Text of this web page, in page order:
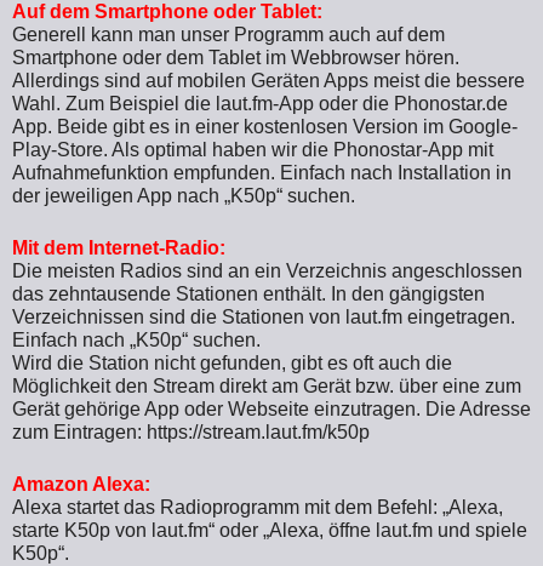
Auf dem Smartphone oder Tablet:
Generell kann man unser Programm auch auf dem
Smartphone oder dem Tablet im Webbrowser hören.
Allerdings sind auf mobilen Geräten Apps meist die bessere
Wahl. Zum Beispiel die laut.fm-App oder die Phonostar.de
App. Beide gibt es in einer kostenlosen Version im Google-
Play-Store. Als optimal haben wir die Phonostar-App mit
Aufnahmefunktion empfunden. Einfach nach Installation in
der jeweiligen App nach „K50p“ suchen.
Mit dem Internet-Radio:
Die meisten Radios sind an ein Verzeichnis angeschlossen
das zehntausende Stationen enthält. In den gängigsten
Verzeichnissen sind die Stationen von laut.fm eingetragen.
Einfach nach „K50p“ suchen.
Wird die Station nicht gefunden, gibt es oft auch die
Möglichkeit den Stream direkt am Gerät bzw. über eine zum
Gerät gehörige App oder Webseite einzutragen. Die Adresse
zum Eintragen: https://stream.laut.fm/k50p
Amazon Alexa:
Alexa startet das Radioprogramm mit dem Befehl: „Alexa,
starte K50p von laut.fm“ oder „Alexa, öffne laut.fm und spiele
K50p“.